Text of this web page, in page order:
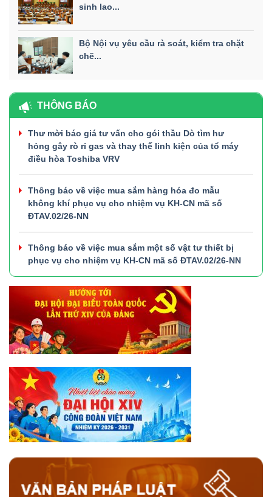
sinh lao...
Bộ Nội vụ yêu cầu rà soát, kiểm tra chặt
chẽ...
THÔNG BÁO
Thư mời báo giá tư vấn cho gói thầu Dò tìm hư
hỏng gây rò rỉ gas và thay thế linh kiện của tổ máy
điều hòa Toshiba VRV
Thông báo về việc mua sắm hàng hóa đo mẫu
không khí phục vụ cho nhiệm vụ KH-CN mã số
ĐTAV.02/26-NN
Thông báo về việc mua sắm một số vật tư thiết bị
phục vụ cho nhiệm vụ KH-CN mã số ĐTAV.02/26-NN